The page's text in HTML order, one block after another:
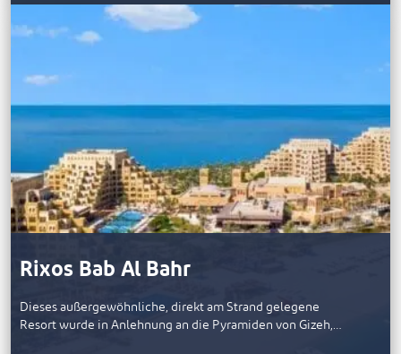
Rixos Bab Al Bahr
Dieses außergewöhnliche, direkt am Strand gelegene
Resort wurde in Anlehnung an die Pyramiden von Gizeh,…